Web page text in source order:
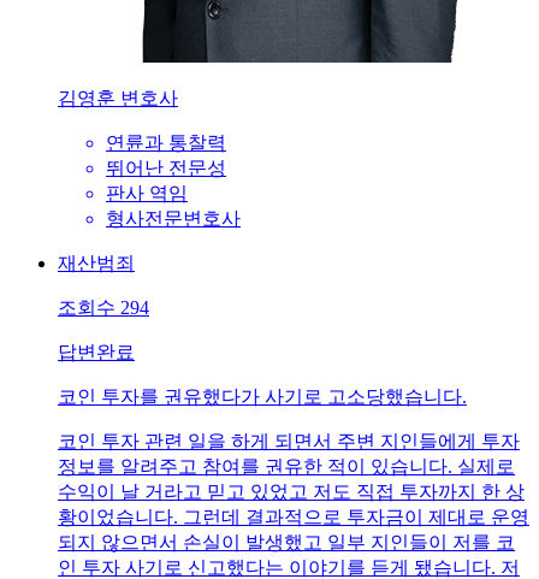
김영훈 변호사
연륜과 통찰력
뛰어난 전문성
판사 역임
형사전문변호사
재산범죄
조회수 294
답변완료
코인 투자를 권유했다가 사기로 고소당했습니다.
코인 투자 관련 일을 하게 되면서 주변 지인들에게 투자
정보를 알려주고 참여를 권유한 적이 있습니다. 실제로
수익이 날 거라고 믿고 있었고 저도 직접 투자까지 한 상
황이었습니다. 그런데 결과적으로 투자금이 제대로 운영
되지 않으면서 손실이 발생했고 일부 지인들이 저를 코
인 투자 사기로 신고했다는 이야기를 듣게 됐습니다. 저